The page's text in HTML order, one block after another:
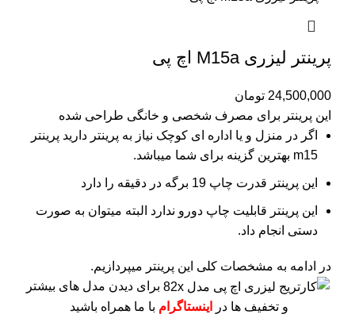
پرینتر لیزری M15a اچ پی
24,500,000 تومان
این پرینتر برای مصرف شخصی و خانگی طراحی شده
اگر در منزل و یا اداره ای کوچک نیاز به پرینتر دارید پرینتر
m15 بهترین گزینه برای شما میباشد.
این پرینتر قدرت چاپ 19 برگه در دقیقه را دارد
این پرینتر قابلیت چاپ دورو ندارد البته میتوان به صورت
دستی انجام داد.
در ادامه به مشخصات کلی این پرینتر میپردازیم.
برای دیدن مدل های بیشتر
و تخفیف ها در
اینستاگرام با ما همراه باشید